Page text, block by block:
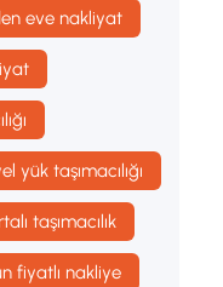
eve nakliyat
yük taşımacılığı
taşımacılık
fiyatlı nakliye